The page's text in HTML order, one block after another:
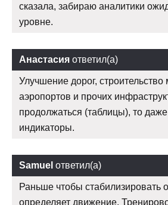
сказала, забираю аналитики
уровне.
Анастасия ответил(а)
Улучшение дорог, строительство
аэропортов и прочих
продолжаться (таблицы), то
индикаторы.
Samuel ответил(а)
Раньше чтобы стабилизировать
определяет движение.